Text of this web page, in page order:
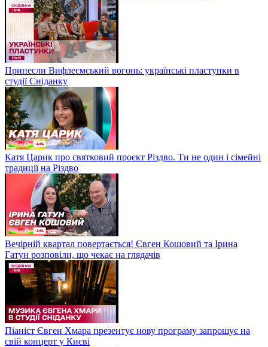
Принесли Вифлеємський вогонь: українські пластунки в
студії Сніданку
Катя Царик про святковий проєкт Різдво. Ти не один і сімейні
традиції на Різдво
Вечірній квартал повертається! Євген Кошовий та Ірина
Гатун розповіли, що чекає на глядачів
Піаніст Євген Хмара презентує нову програму запрошує на
свій концерт у Києві